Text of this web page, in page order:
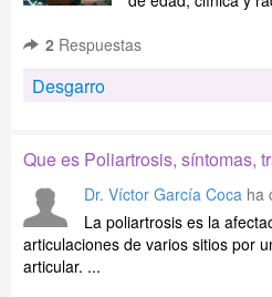
2 Respuestas
Desgarro
Que es Poliartrosis, síntomas,
Dr. Víctor García Coca ha
La poliartrosis es la
articulaciones de varios sitios por
articular. ...